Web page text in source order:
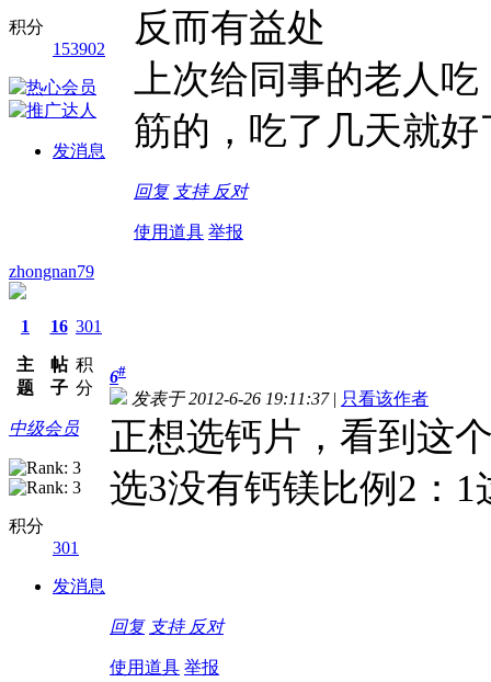
积分
153902
发消息
反而有益处
上次给同事的老人
筋的，吃了几天就好
回复 支持 反对
使用道具 举报
zhongnan79
1
主
题
16
帖
子
301
积
分
中级会员
积分
301
发消息
6#
发表于 2012-6-26 19:11:37 | 只看该作者
正想选钙片，看到这
选3没有钙镁比例2：1
回复 支持 反对
使用道具 举报